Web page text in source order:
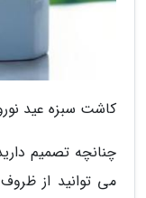
کاشت سبزه عید
چنانچه تصمیم
می توانید از